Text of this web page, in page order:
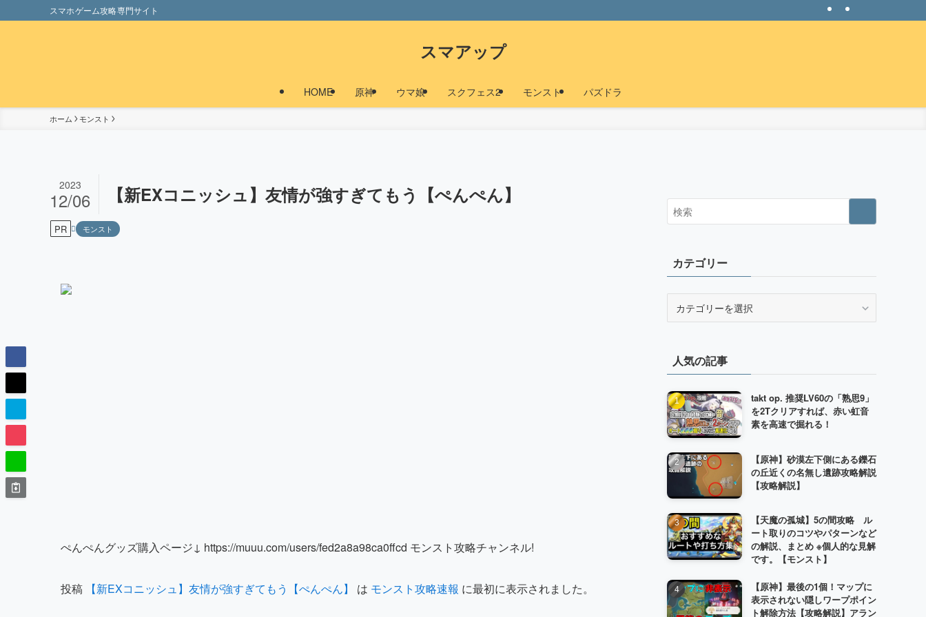
スマホゲーム攻略専門サイト
スマアップ
HOME 原神 ウマ娘 スクフェス2 モンスト パズドラ
ホーム モンスト
【新EXコニッシュ】友情が強すぎてもう【ぺんぺん】
2023
12/06
PR モンスト
ぺんぺんグッズ購入ページ↓ https://muuu.com/users/fed2a8a98ca0ffcd モンスト攻略チャンネル!
投稿 【新EXコニッシュ】友情が強すぎてもう【ぺんぺん】 は モンスト攻略速報 に最初に表示されました。
カテゴリー
ー人気の記事
takt op. 推奨LV60の「熟思9」
を2Tクリアすれば、赤い虹音
素を高速で掘れる！
【原神】砂漠左下側にある鑠石
の丘近くの名無し遺跡攻略解説
【攻略解説】
【天魔の孤城】5の間攻略 ル
ート取りのコツやパターンなど
の解説、まとめ ※個人的な見解
です。【モンスト】
【原神】最後の1個！マップに
表示されない隠しワープポイン
ト解除方法【攻略解説】アラン